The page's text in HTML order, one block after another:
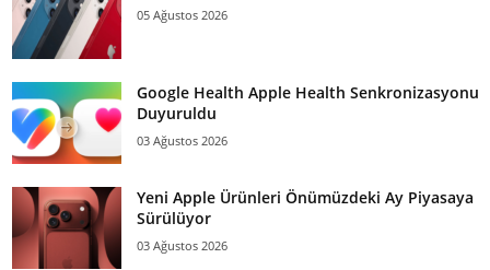
05 Ağustos 2026
Google Health Apple Health Senkronizasyonu
Duyuruldu
03 Ağustos 2026
Yeni Apple Ürünleri Önümüzdeki Ay Piyasaya
Sürülüyor
03 Ağustos 2026